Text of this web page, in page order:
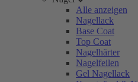
Alle anzeigen
Nagellack
Base Coat
Top Coat
Nagelhärter
Nagelfeilen
Gel Nagellack